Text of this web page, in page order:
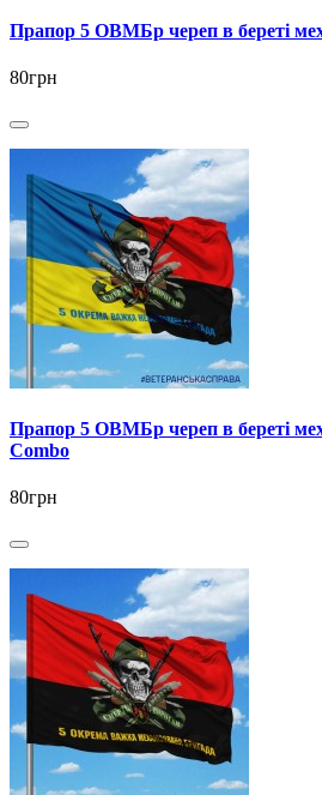
Прапор 5 ОВМБр череп в береті
80грн
Прапор 5 ОВМБр череп в береті
Combo
80грн